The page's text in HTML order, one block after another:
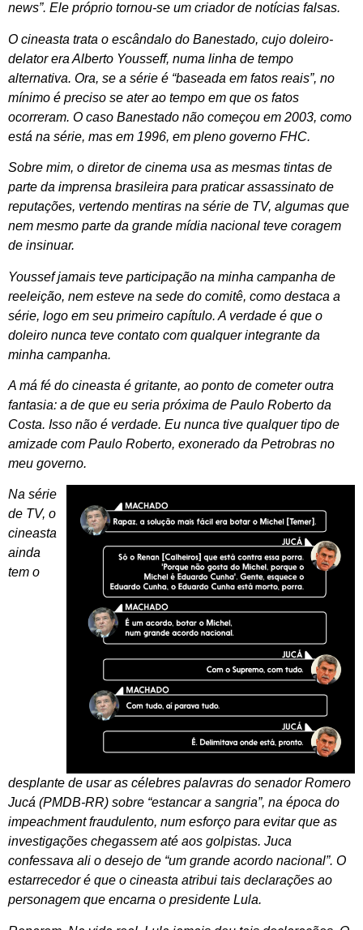
news”. Ele próprio tornou-se um criador de notícias falsas.
O cineasta trata o escândalo do Banestado, cujo doleiro-
delator era Alberto Yousseff, numa linha de tempo
alternativa. Ora, se a série é “baseada em fatos reais”, no
mínimo é preciso se ater ao tempo em que os fatos
ocorreram. O caso Banestado não começou em 2003, como
está na série, mas em 1996, em pleno governo FHC.
Sobre mim, o diretor de cinema usa as mesmas tintas de
parte da imprensa brasileira para praticar assassinato de
reputações, vertendo mentiras na série de TV, algumas que
nem mesmo parte da grande mídia nacional teve coragem
de insinuar.
Youssef jamais teve participação na minha campanha de
reeleição, nem esteve na sede do comitê, como destaca a
série, logo em seu primeiro capítulo. A verdade é que o
doleiro nunca teve contato com qualquer integrante da
minha campanha.
A má fé do cineasta é gritante, ao ponto de cometer outra
fantasia: a de que eu seria próxima de Paulo Roberto da
Costa. Isso não é verdade. Eu nunca tive qualquer tipo de
amizade com Paulo Roberto, exonerado da Petrobras no
meu governo.
Na série
de TV, o
cineasta
ainda
tem o
desplante de usar as célebres palavras do senador Romero
Jucá (PMDB-RR) sobre “estancar a sangria”, na época do
impeachment fraudulento, num esforço para evitar que as
investigações chegassem até aos golpistas. Juca
confessava ali o desejo de “um grande acordo nacional”. O
estarrecedor é que o cineasta atribui tais declarações ao
personagem que encarna o presidente Lula.